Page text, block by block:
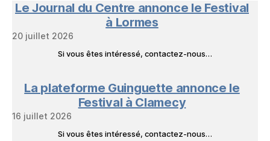
Livres
Le Journal du Centre annonce le Festival
à Lormes
20 juillet 2026
Si vous êtes intéressé, contactez-nous…
La plateforme Guinguette annonce le
Festival à Clamecy
16 juillet 2026
Si vous êtes intéressé, contactez-nous…